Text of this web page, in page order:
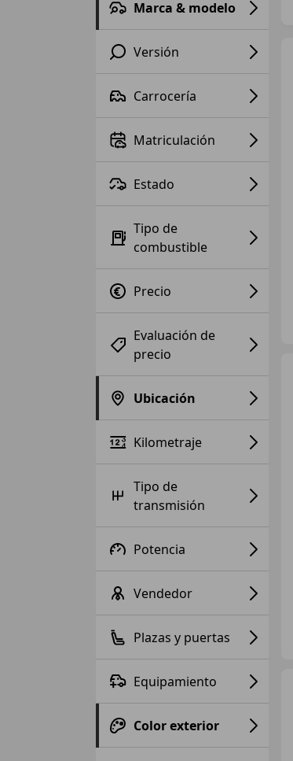
Marca & modelo
Versión
Carrocería
Matriculación
Estado
Tipo de
combustible
Precio
Evaluación de
precio
Ubicación
Kilometraje
Tipo de
transmisión
Potencia
Vendedor
Plazas y puertas
Equipamiento
Color exterior